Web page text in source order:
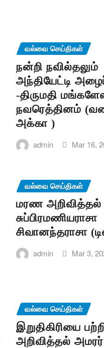
வல்வை செய்திகள்
நன்றி நவில்தலும்
அந்தியேட்டி
-திருமதி
நவரெத்தினம்
அக்கா )
admin Mar 16,
வல்வை செய்திகள்
மரண அறிவித்தல்
சுப்பிரமணியராசா
சிவானந்தராசா
admin Mar 3,
வல்வை செய்திகள்
இறுதிகிரியை
அறிவித்தல்